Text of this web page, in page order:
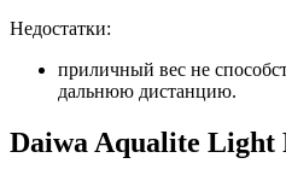
Недостатки:
приличный вес не
дальнюю дистанцию.
Daiwa Aqualite Light